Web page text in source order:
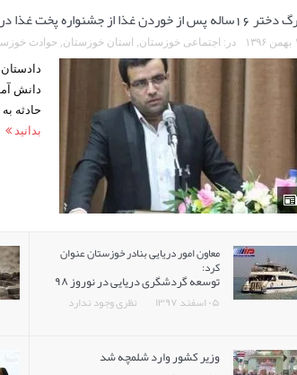
پس از خوردن غذا از جشنواره پخت غذا در دبیرستان
در: اجتماعی خوزستان, استان خوزستان,حوادث
دانش
حادثه
بدانید
معاون امور دریایی بنادر خوزستان عنوان
کرد:
توسعه گردشگری دریایی در نوروز ۹۸
۰۵ اسفند ۱۳۹۷ نظری وجود ندارد
وزیر کشور وارد شلمچه شد